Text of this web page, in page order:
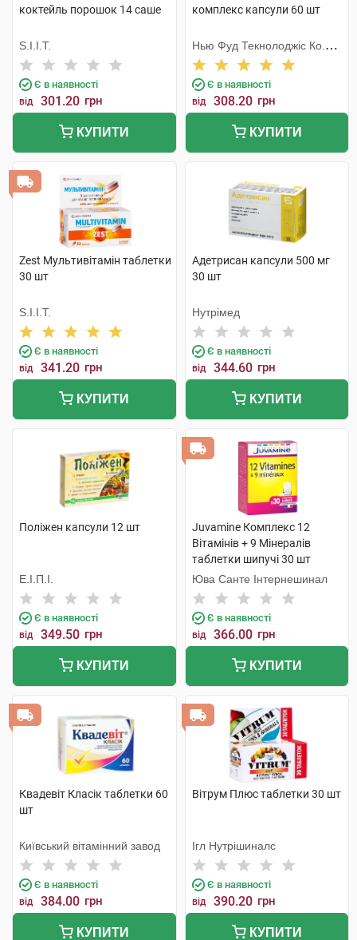
коктейль порошок 14 саше
S.I.I.T.
Є в наявності
від 301.20 грн
КУПИТИ
комплекс капсули 60 шт
Нью Фуд Текнолоджіс Ко.
Лтд
Є в наявності
від 308.20 грн
КУПИТИ
Zest Мультивітамін таблетки
30 шт
S.I.I.T.
Є в наявності
від 341.20 грн
КУПИТИ
Адетрисан капсули 500 мг
30 шт
Нутрімед
Є в наявності
від 344.60 грн
КУПИТИ
Поліжен капсули 12 шт
Е.І.П.І.
Є в наявності
від 349.50 грн
КУПИТИ
Juvamine Комплекс 12
Вітамінів + 9 Мінералів
таблетки шипучі 30 шт
Юва Санте Інтернешинал
Є в наявності
від 366.00 грн
КУПИТИ
Квадевіт Класік таблетки 60
шт
Київський вітамінний завод
Є в наявності
від 384.00 грн
КУПИТИ
Вітрум Плюс таблетки 30 шт
Ігл Нутрішиналс
Є в наявності
від 390.20 грн
КУПИТИ